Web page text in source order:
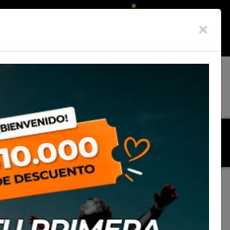
Polera Alpinestars Techstar Arch 23
×